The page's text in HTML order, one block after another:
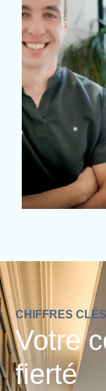
CHIFFRES CLÉS
Votre
fierté